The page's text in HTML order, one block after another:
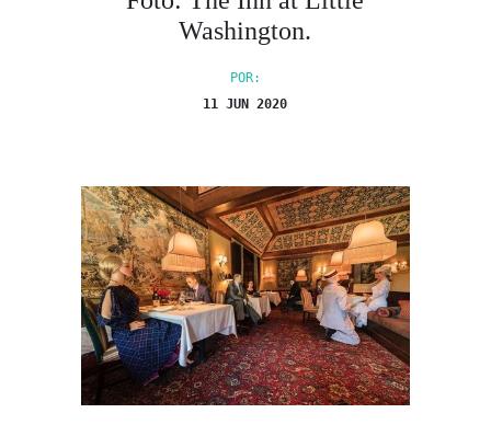
Washington.
POR:
11 JUN 2020